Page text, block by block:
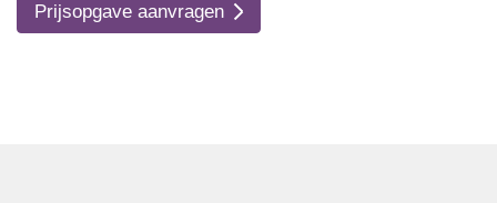
Prijsopgave aanvragen